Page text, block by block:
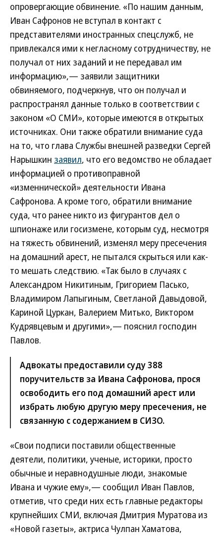
опровергающие обвинение. «По нашим данным,
Иван Сафронов не вступал в контакт с
представителями иностранных спецслужб, не
привлекался ими к негласному сотрудничеству, не
получал от них заданий и не передавал им
информацию»,— заявили защитники
обвиняемого, подчеркнув, что он получал и
распространял данные только в соответствии с
законом «О СМИ», которые имеются в открытых
источниках. Они также обратили внимание суда
на то, что глава Службы внешней разведки Сергей
Нарышкин заявил, что его ведомство не обладает
информацией о противоправной
«изменнической» деятельности Ивана
Сафронова. А кроме того, обратили внимание
суда, что ранее никто из фигурантов дел о
шпионаже или госизмене, которым суд, несмотря
на тяжесть обвинений, изменял меру пресечения
на домашний арест, не пытался скрыться или как-
то мешать следствию. «Так было в случаях с
Александром Никитиным, Григорием Пасько,
Владимиром Лапыгиным, Светланой Давыдовой,
Кариной Цуркан, Валерием Митько, Виктором
Кудрявцевым и другими»,— пояснил господин
Павлов.
Адвокаты предоставили суду 388
поручительств за Ивана Сафронова, прося
освободить его под домашний арест или
избрать любую другую меру пресечения, не
связанную с содержанием в СИЗО.
«Свои подписи поставили общественные
деятели, политики, ученые, историки, просто
обычные и неравнодушные люди, знакомые
Ивана и чужие ему»,— сообщил Иван Павлов,
отметив, что среди них есть главные редакторы
крупнейших СМИ, включая Дмитрия Муратова из
«Новой газеты», актриса Чулпан Хаматова,